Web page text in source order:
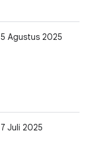
5 Agustus 2025
7 Juli 2025